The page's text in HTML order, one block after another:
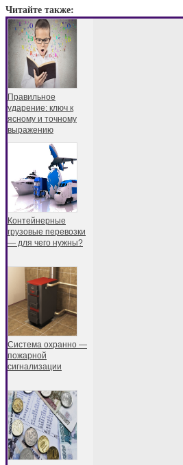
Читайте также:
Правильное
ударение: ключ к
ясному и точному
выражению
Контейнерные
грузовые перевозки
— для чего нужны?
Система охранно —
пожарной
сигнализации